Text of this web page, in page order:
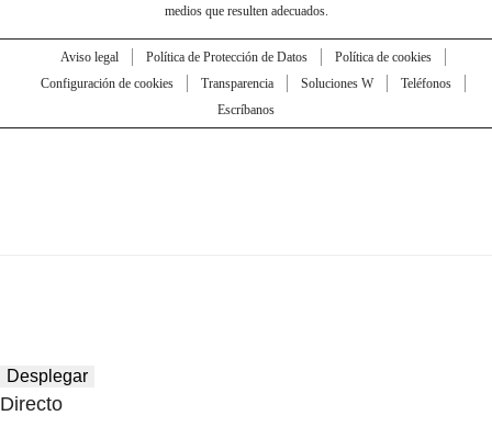
medios que resulten adecuados.
Aviso legal Política de Protección de Datos
Política de cookies
Configuración de cookies
Transparencia Soluciones W
Teléfonos
Escríbanos
Desplegar
Directo